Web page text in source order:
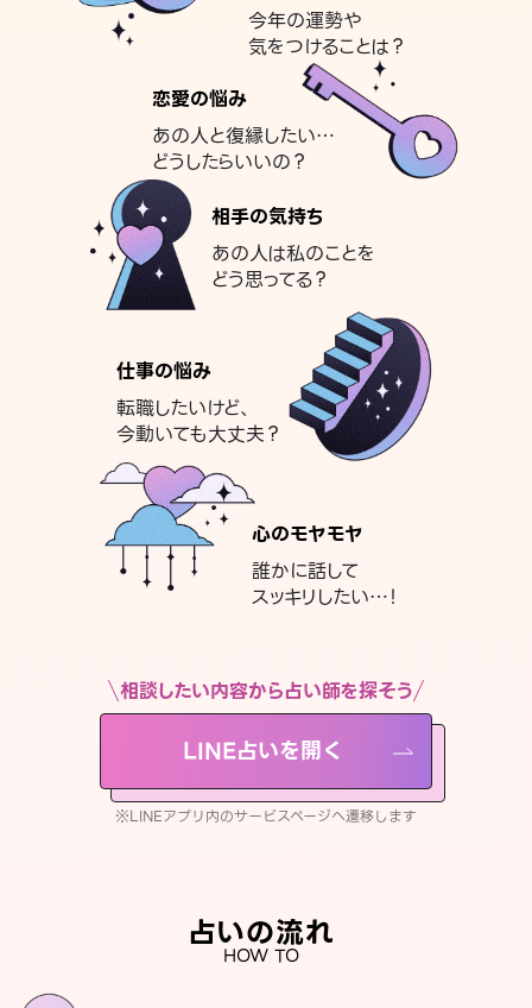
今年の運勢や
気をつけることは？
恋愛の悩み
あの人と復縁したい…
どうしたらいいの？
相手の気持ち
あの人は私のことを
どう思ってる？
仕事の悩み
転職したいけど、
今動いても大丈夫？
心のモヤモヤ
誰かに話して
スッキリしたい…！
相談したい内容から占い師を探そう
LINE占いを開く
※LINEアプリ内のサービスページへ遷移します
占いの流れ
HOW TO